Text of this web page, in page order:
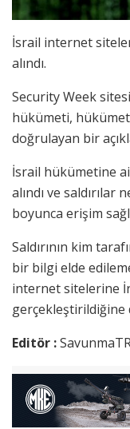
İsrail internet
alındı.
Security Week
hükümeti, hükümet
doğrulayan bir
İsrail hükümetine
alındı ve
boyunca erişim
Saldırının kim
bir bilgi elde
internet sitelerine
gerçekleştirildiğine
Editör :